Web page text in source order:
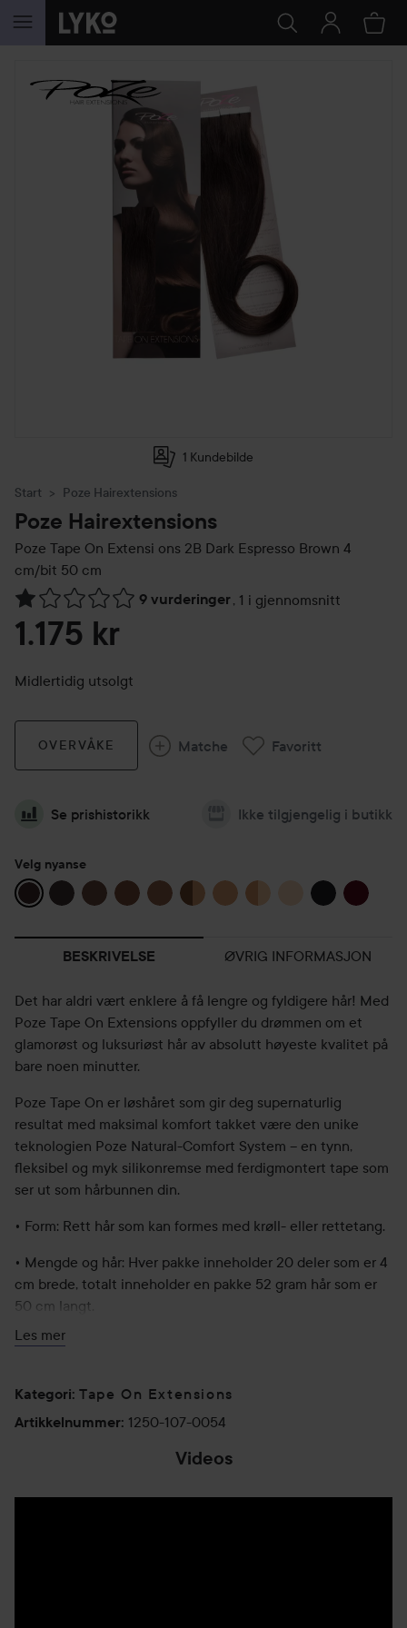
GÅ TIL INNHOLD
1 Kundebilde
Start Poze Hairextensions
Poze Hairextensions
Poze Tape On Extensi ons 2B Dark Espresso Brown 4
cm/bit 50 cm
9 vurderinger, 1 i gjennomsnitt
Gå til Vurderinger & anmeldelser
1.175 kr
Midlertidig utsolgt
OVERVÅKE Matche Favoritt
Se prishistorikk Ikke tilgjengelig i butikk
Velg nyanse
BESKRIVELSE ØVRIG INFORMASJON
Det har aldri vært enklere å få lengre og fyldigere hår! Med
Poze Tape On Extensions oppfyller du drømmen om et
glamorøst og luksuriøst hår av absolutt høyeste kvalitet på
bare noen minutter.
Poze Tape On er løshåret som gir deg supernaturlig
resultat med maksimal komfort takket være den unike
teknologien Poze Natural-Comfort System – en tynn,
fleksibel og myk silikonremse med ferdigmontert tape som
ser ut som hårbunnen din.
• Form: Rett hår som kan formes med krøll- eller rettetang.
• Mengde og hår: Hver pakke inneholder 20 deler som er 4
cm brede, totalt inneholder en pakke 52 gram hår som er
50 cm langt.
Du trenger 2 pakker for tynt til normalt hår og 3-4 pakker
Fordeler med Poze Tape On Extensions:
Les mer
Kategori: Tape On Extensions
Artikkelnummer: 1250-107-0054
Videos